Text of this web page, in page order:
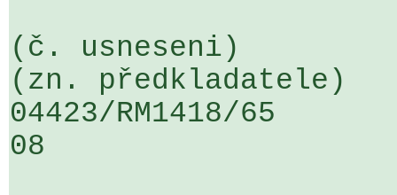
(č. usneseni)
(zn. předkladatele)
04423/RM1418/
08